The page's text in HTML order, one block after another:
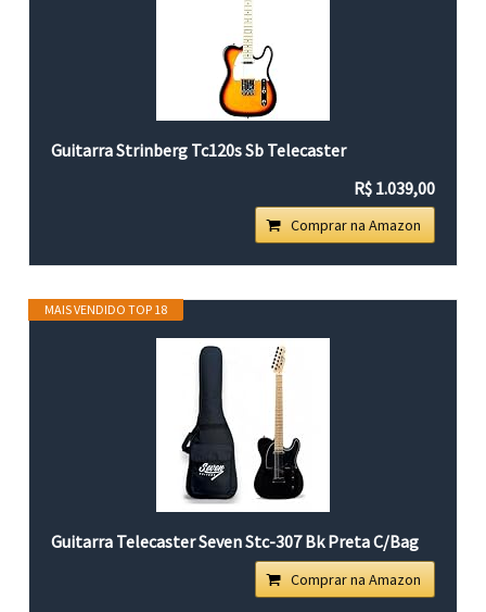
Guitarra Strinberg Tc120s Sb Telecaster
R$ 1.039,00
Comprar na Amazon
MAIS VENDIDO TOP 18
Guitarra Telecaster Seven Stc-307 Bk Preta C/Bag
Comprar na Amazon